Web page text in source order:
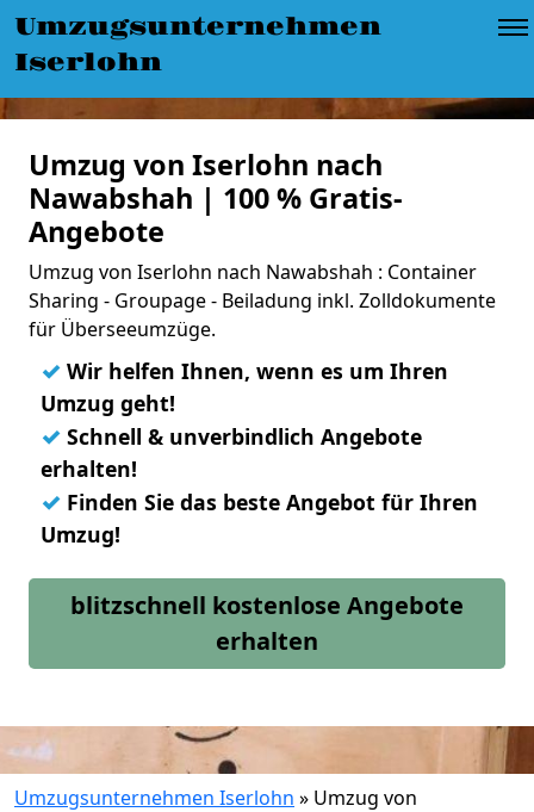
Umzugsunternehmen
Iserlohn
Umzug von Iserlohn nach
Nawabshah | 100 % Gratis-
Angebote
Umzug von Iserlohn nach Nawabshah : Container
Sharing - Groupage - Beiladung inkl. Zolldokumente
für Überseeumzüge.
✓ Wir helfen Ihnen, wenn es um Ihren
Umzug geht!
✓ Schnell & unverbindlich Angebote
erhalten!
✓ Finden Sie das beste Angebot für Ihren
Umzug!
blitzschnell kostenlose Angebote
erhalten
Umzugsunternehmen Iserlohn » Umzug von